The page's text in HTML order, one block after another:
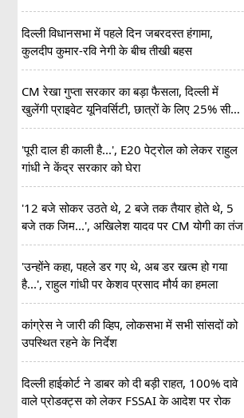
दिल्ली विधानसभा में पहले दिन जबरदस्त हंगामा,
कुलदीप कुमार-रवि नेगी के बीच तीखी बहस
CM रेखा गुप्ता सरकार का बड़ा फैसला, दिल्ली में
खुलेंगी प्राइवेट यूनिवर्सिटी, छात्रों के लिए 25% सीटें
रिजर्व
'पूरी दाल ही काली है...', E20 पेट्रोल को लेकर राहुल
गांधी ने केंद्र सरकार को घेरा
'12 बजे सोकर उठते थे, 2 बजे तक तैयार होते थे, 5
बजे तक जिम...', अखिलेश यादव पर CM योगी का तंज
'उन्होंने कहा, पहले डर गए थे, अब डर खत्म हो गया
है...', राहुल गांधी पर केशव प्रसाद मौर्य का हमला
कांग्रेस ने जारी की व्हिप, लोकसभा में सभी सांसदों को
उपस्थित रहने के निर्देश
दिल्ली हाईकोर्ट ने डाबर को दी बड़ी राहत, 100% दावे
वाले प्रोडक्ट्स को लेकर FSSAI के आदेश पर रोक